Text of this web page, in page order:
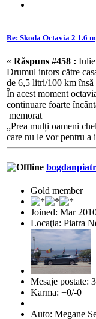
Re: Skoda Octavia 2 1.6
« Răspuns #458 :
Drumul intors către
de 6,5 litri/100 km
În acest moment
continuare foarte
memorat
„Prea mulți oameni
care nu le vor pentru a
Gold member
Joined: Mar
Locaţia: Piatra
Mesaje postate:
Karma: +0/-0
Auto: Megane